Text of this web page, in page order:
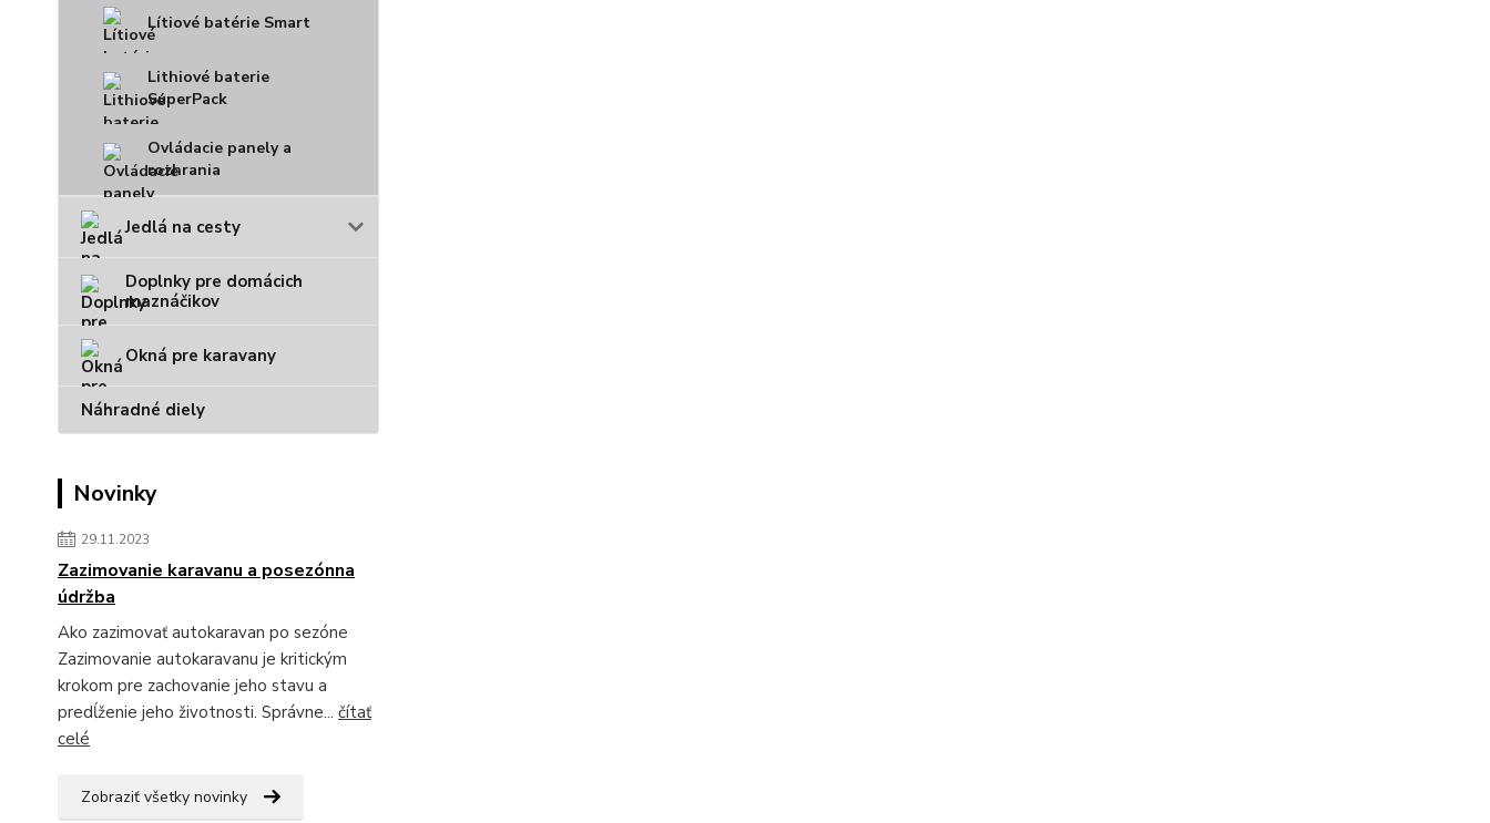
Lítiové batérie Smart
Lithiové baterie
SuperPack
Ovládacie panely a
rozhrania
Jedlá na cesty
Doplnky pre domácich
maznáčikov
Okná pre karavany
Náhradné diely
Novinky
29.11.2023
Zazimovanie karavanu a posezónna
údržba
Ako zazimovať autokaravan po sezóne
Zazimovanie autokaravanu je kritickým
krokom pre zachovanie jeho stavu a
predĺženie jeho životnosti. Správne... čítať
celé
Zobraziť všetky novinky